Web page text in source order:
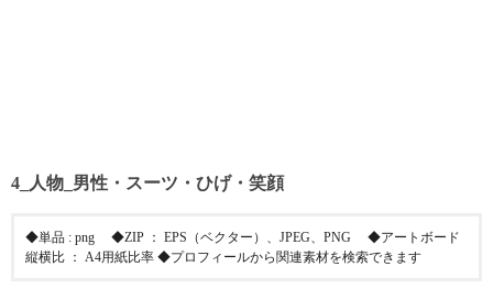
4_人物_男性・スーツ・ひげ・笑顔
◆単品 : png ◆ZIP ： EPS（ベクター）、JPEG、PNG ◆アートボード
縦横比 ： A4用紙比率 ◆プロフィールから関連素材を検索できます